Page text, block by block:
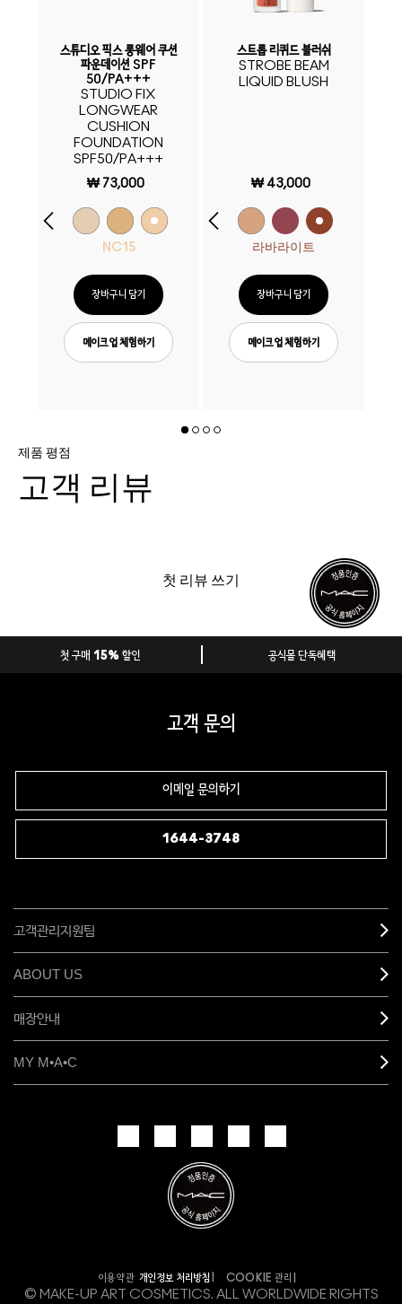
스튜디오 픽스 롱웨어 쿠션
파운데이션 SPF
50/PA+++
STUDIO FIX
LONGWEAR
CUSHION
FOUNDATION
SPF50/PA+++
₩ 73,000
NC15
장바구니 담기
메이크업 체험하기
스트롭 리퀴드 블러쉬
STROBE BEAM
LIQUID BLUSH
₩ 43,000
라바라이트
장바구니 담기
메이크업 체험하기
제품 평점
고객 리뷰
첫 리뷰 쓰기
첫 구매 15% 할인 공식몰 단독혜택
고객 문의
이메일 문의하기
1644-3748
고객관리지원팀
ABOUT US
매장안내
MY M•A•C
이용약관 개인정보 처리방침 COOKIE 관리
© MAKE-UP ART COSMETICS. ALL WORLDWIDE RIGHTS